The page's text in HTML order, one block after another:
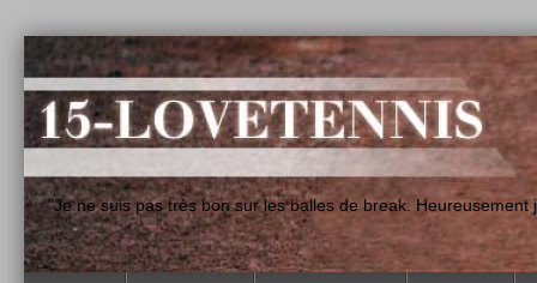
"Je ne suis pas très bon sur les balles de break.